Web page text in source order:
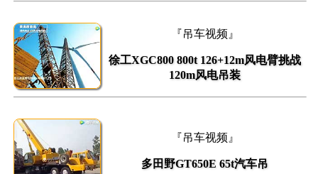
『吊车视频』
徐工XGC800 800t 126+12m风电臂挑战
120m风电吊装
『吊车视频』
多田野GT650E 65t汽车吊